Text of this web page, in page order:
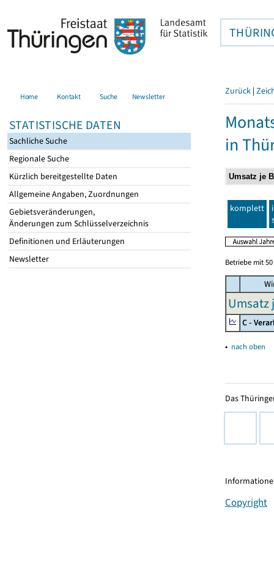
Home Kontakt Suche Newsletter
STATISTISCHE DATEN
Sachliche Suche
Regionale Suche
Kürzlich bereitgestellte Daten
Allgemeine Angaben, Zuordnungen
Gebietsveränderungen,
Änderungen zum Schlüsselverzeichnis
Definitionen und Erläuterungen
Newsletter
Zurück |
in
komplett
Betriebe mit
Umsatz
C -
▴ nach oben
Das
Copyright